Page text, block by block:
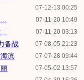
07-12-13 00:25
07-11-20 10:49
07-11-20 03:13
07-08-05 21:23
备战
07-07-28 09:44
滨
07-05-02 13:57